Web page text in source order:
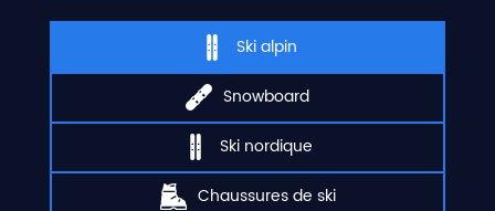
Ski alpin
Snowboard
Ski nordique
Chaussures de ski